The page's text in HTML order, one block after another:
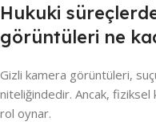
Hukuki
görüntüleri ne
Gizli kamera görüntüleri,
niteliğindedir. Ancak, fiziksel
rol oynar.